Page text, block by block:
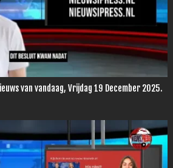
van vandaag, Vrijdag 19 December 2025.